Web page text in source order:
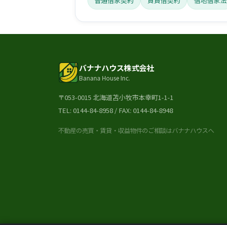
バナナハウス株式会社
Banana House Inc.
〒053-0015 北海道苫小牧市本幸町1-1-1
TEL: 0144-84-8958 / FAX: 0144-84-8948
不動産の売買・賃貸・収益物件のご相談はバナナハウスへ